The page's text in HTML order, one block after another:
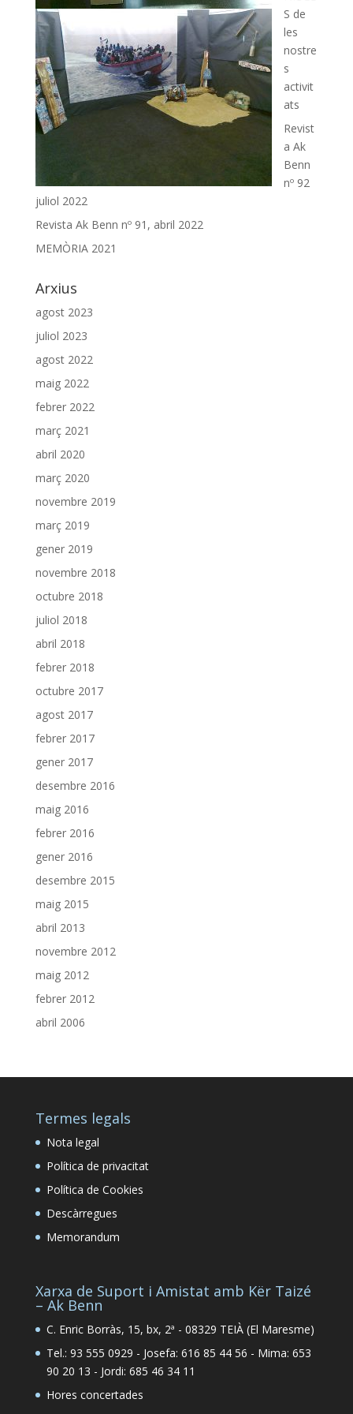
S de
les
nostre
s
activit
ats
Revist
a Ak
Benn
nº 92
juliol 2022
Revista Ak Benn nº 91, abril 2022
MEMÒRIA 2021
Arxius
agost 2023
juliol 2023
agost 2022
maig 2022
febrer 2022
març 2021
abril 2020
març 2020
novembre 2019
març 2019
gener 2019
novembre 2018
octubre 2018
juliol 2018
abril 2018
febrer 2018
octubre 2017
agost 2017
febrer 2017
gener 2017
desembre 2016
maig 2016
febrer 2016
gener 2016
desembre 2015
maig 2015
abril 2013
novembre 2012
maig 2012
febrer 2012
abril 2006
Termes legals
Nota legal
Política de privacitat
Política de Cookies
Descàrregues
Memorandum
Xarxa de Suport i Amistat amb Kër Taizé
– Ak Benn
C. Enric Borràs, 15, bx, 2ª - 08329 TEIÀ (El Maresme)
Tel.: 93 555 0929 - Josefa: 616 85 44 56 - Mima: 653
90 20 13 - Jordi: 685 46 34 11
Hores concertades